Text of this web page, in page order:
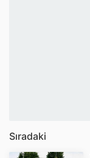
Sıradaki